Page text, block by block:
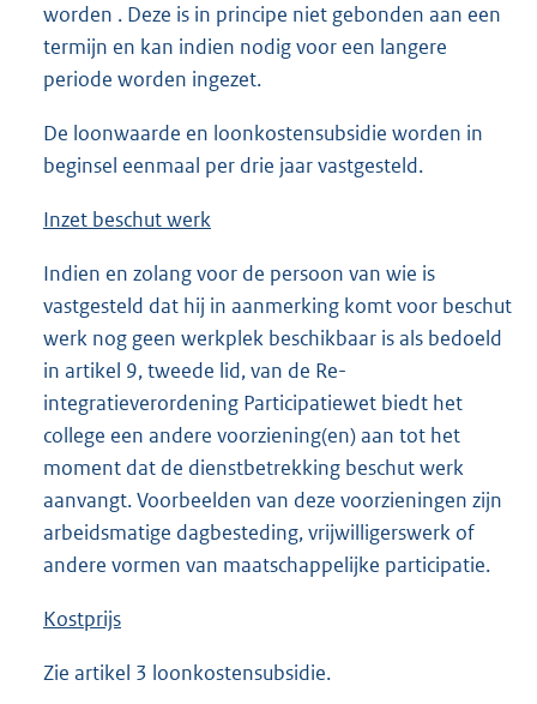
worden . Deze is in principe niet gebonden aan een
termijn en kan indien nodig voor een langere
periode worden ingezet.
De loonwaarde en loonkostensubsidie worden in
beginsel eenmaal per drie jaar vastgesteld.
Inzet beschut werk
Indien en zolang voor de persoon van wie is
vastgesteld dat hij in aanmerking komt voor beschut
werk nog geen werkplek beschikbaar is als bedoeld
in artikel 9, tweede lid, van de Re-
integratieverordening Participatiewet biedt het
college een andere voorziening(en) aan tot het
moment dat de dienstbetrekking beschut werk
aanvangt. Voorbeelden van deze voorzieningen zijn
arbeidsmatige dagbesteding, vrijwilligerswerk of
andere vormen van maatschappelijke participatie.
Kostprijs
Zie artikel 3 loonkostensubsidie.